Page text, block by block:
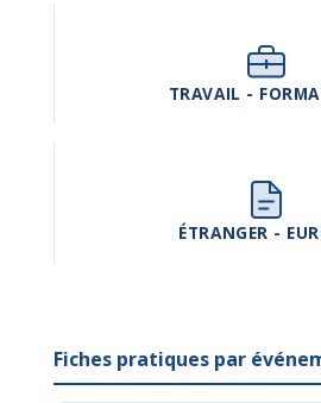
TRAVAIL -
ÉTRANGER -
Fiches pratiques par